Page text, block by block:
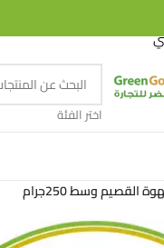
اختر الفئة
القصيم وسط 250جرام